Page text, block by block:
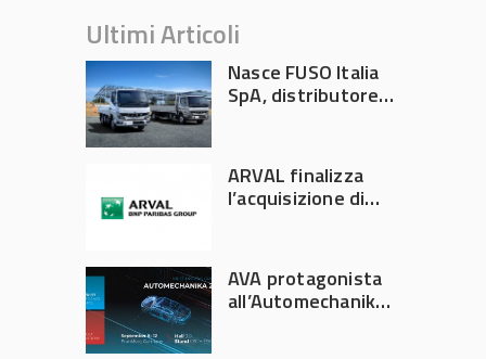
Ultimi Articoli
Nasce FUSO Italia
SpA, distributore
ARVAL finalizza
l’acquisizione di
AVA protagonista
all’Automechanika